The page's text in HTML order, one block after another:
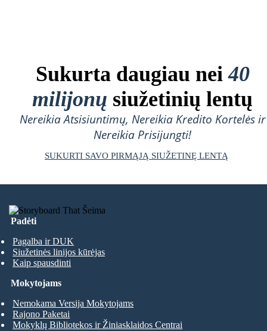
Sukurta daugiau nei40
milijonų siužetinių lentų
Nereikia Atsisiuntimų, Nereikia Kredito Kortelės ir
Nereikia Prisijungti!
SUKURTI SAVO PIRMĄJĄ SIUŽETINĘ LENTĄ
Padėti
Pagalba ir DUK
Siužetinės linijos kūrėjas
Kaip spausdinti
Mokytojams
Nemokama Versija Mokytojams
Rajono Paketai
Mokyklų Bibliotekos ir Žiniasklaidos Centrai